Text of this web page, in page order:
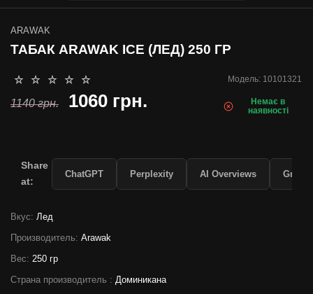
Модель: 10101321
ARAWAK
ТАБАК ARAWAK ICE (ЛЕД) 250 ГР
Немає в
наявності
1140 грн. 1060 грн.
Вкус: Лед
Производитель: Arawak
Вес: 250 гр
Страна производитель : Доминикана
Share
at:
ChatGPT Perplexity AI Overviews Grok